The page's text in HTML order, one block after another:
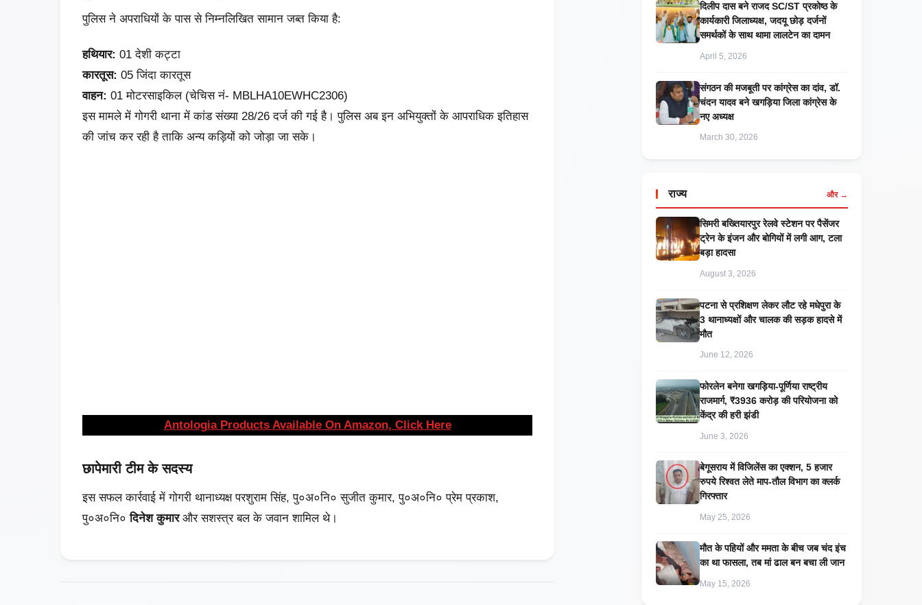
​पुलिस ने अपराधियों के पास से निम्नलिखित सामान जब्त किया है:
हथियार: 01 देशी कट्टा
कारतूस: 05 जिंदा कारतूस
वाहन: 01 मोटरसाइकिल (चेचिस नं- MBLHA10EWHC2306)
इस मामले में गोगरी थाना में कांड संख्या 28/26 दर्ज की गई है। पुलिस अब इन अभियुक्तों के आपराधिक इतिहास
की जांच कर रही है ताकि अन्य कड़ियों को जोड़ा जा सके।
Antologia Products Available On Amazon, Click Here
छापेमारी टीम के सदस्य
इस सफल कार्रवाई में गोगरी थानाध्यक्ष परशुराम सिंह, पु०अ०नि० सुजीत कुमार, पु०अ०नि० प्रेम प्रकाश,
पु०अ०नि०दिनेश कुमारऔर सशस्त्र बल के जवान शामिल थे।
दिलीप दास बने राजद SC/ST प्रकोष्ठ के
कार्यकारी जिलाध्यक्ष, जदयू छोड़ दर्जनों
समर्थकों के साथ थामा लालटेन का दामन
April 5, 2026
संगठन की मजबूती पर कांग्रेस का दांव, डॉ.
चंदन यादव बने खगड़िया जिला कांग्रेस के
नए अध्यक्ष
March 30, 2026
राज्य और →
सिमरी बख्तियारपुर रेलवे स्टेशन पर पैसेंजर
ट्रेन के इंजन और बोगियों में लगी आग, टला
बड़ा हादसा
August 3, 2026
पटना से प्रशिक्षण लेकर लौट रहे मधेपुरा के
3 थानाध्यक्षों और चालक की सड़क हादसे में
मौत
June 12, 2026
​फोरलेन बनेगा खगड़िया-पूर्णिया राष्ट्रीय
राजमार्ग, ₹3936 करोड़ की परियोजना को
केंद्र की हरी झंडी
June 3, 2026
बेगूसराय में विजिलेंस का एक्शन, 5 हजार
रुपये रिश्वत लेते माप-तौल विभाग का क्लर्क
गिरफ्तार
May 25, 2026
मौत के पहियों और ममता के बीच जब चंद इंच
का था फासला, तब मां ढाल बन बचा ली जान
May 15, 2026